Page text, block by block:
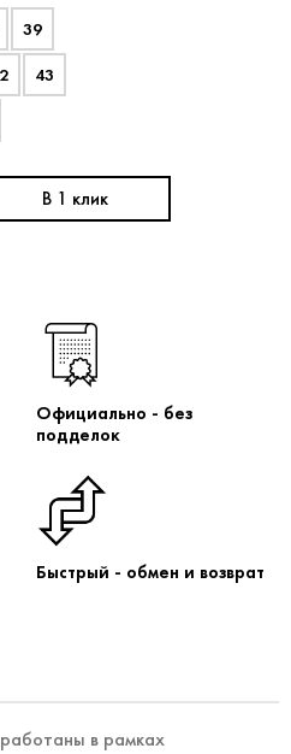
39
43
В 1 клик
Официально - без
подделок
Быстрый - обмен и возврат
в рамках